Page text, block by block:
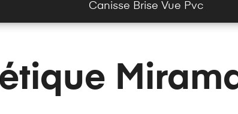
Canisse Brise Vue Pvc